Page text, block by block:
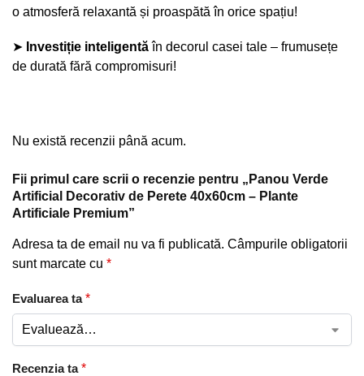
o atmosferă relaxantă și proaspătă în orice spațiu!
➤ Investiție inteligentăîn decorul casei tale – frumusețe
de durată fără compromisuri!
Nu există recenzii până acum.
Fii primul care scrii o recenzie pentru „Panou Verde
Artificial Decorativ de Perete 40x60cm – Plante
Artificiale Premium”
Adresa ta de email nu va fi publicată. Câmpurile obligatorii
sunt marcate cu *
Evaluarea ta*
Recenzia ta*